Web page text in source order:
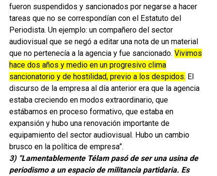
fueron suspendidos y sancionados por negarse a hacer
tareas que no se correspondían con el Estatuto del
Periodista. Un ejemplo: un compañero del sector
audiovisual que se negó a editar una nota de un material
que no pertenecía a la agencia y fue sancionado. Vivimos
hace dos años y medio en un progresivo clima
sancionatorio y de hostilidad, previo a los despidos. El
discurso de la empresa al día anterior era que la agencia
estaba creciendo en modos extraordinario, que
estábamos en proceso formativo, que estaba en
expansión y hubo una renovación importante de
equipamiento del sector audiovisual. Hubo un cambio
brusco en la política de empresa”.
3) “Lamentablemente Télam pasó de ser una usina de
periodismo a un espacio de militancia partidaria. Es